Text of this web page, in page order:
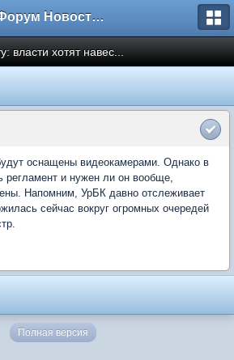
Форум Новостройки
власти хотят навес...
оснащены видеокамерами. Однако в
регламент и нужен ли он вообще,
Напомним, УрБК давно отслеживает
сейчас вокруг огромных очередей
Полная версия